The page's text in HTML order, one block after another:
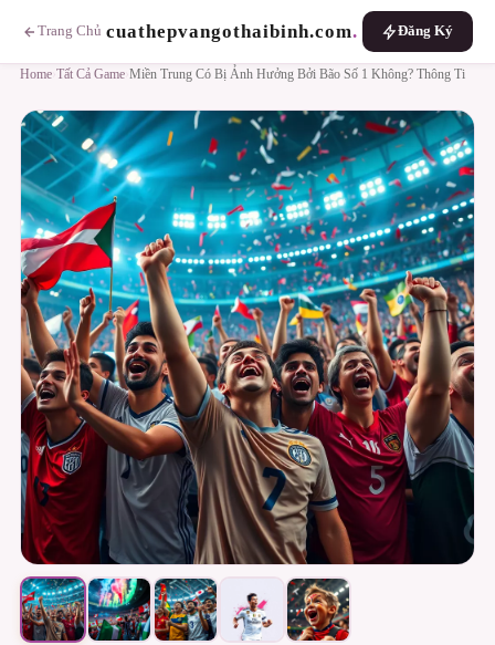
Trang Chủ cuathepvangothaibinh.com. Đăng Ký
Home Tất Cả Game Miền Trung Có Bị Ảnh Hưởng Bởi Bão Số 1 Không? Thông Ti